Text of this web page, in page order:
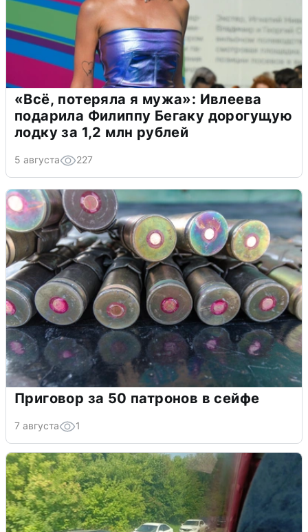
«Всё, потеряла я мужа»: Ивлеева
подарила Филиппу Бегаку дорогущую
лодку за 1,2 млн рублей
5 августа 227
Приговор за 50 патронов в сейфе
7 августа 1